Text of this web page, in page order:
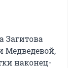
Загитова
Медведевой,
наконец-